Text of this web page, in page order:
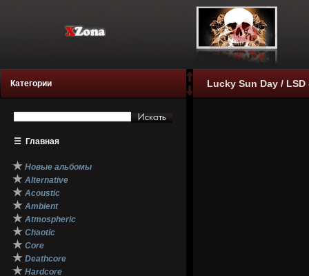
Категории
☰ Главная
★ Новые альбомы
★ Alternative
★ Acoustic
★ Ambient
★ Atmospheric
★ Chaotic
★ Core
★ Deathcore
★ Hardcore
Lucky Sun Day /